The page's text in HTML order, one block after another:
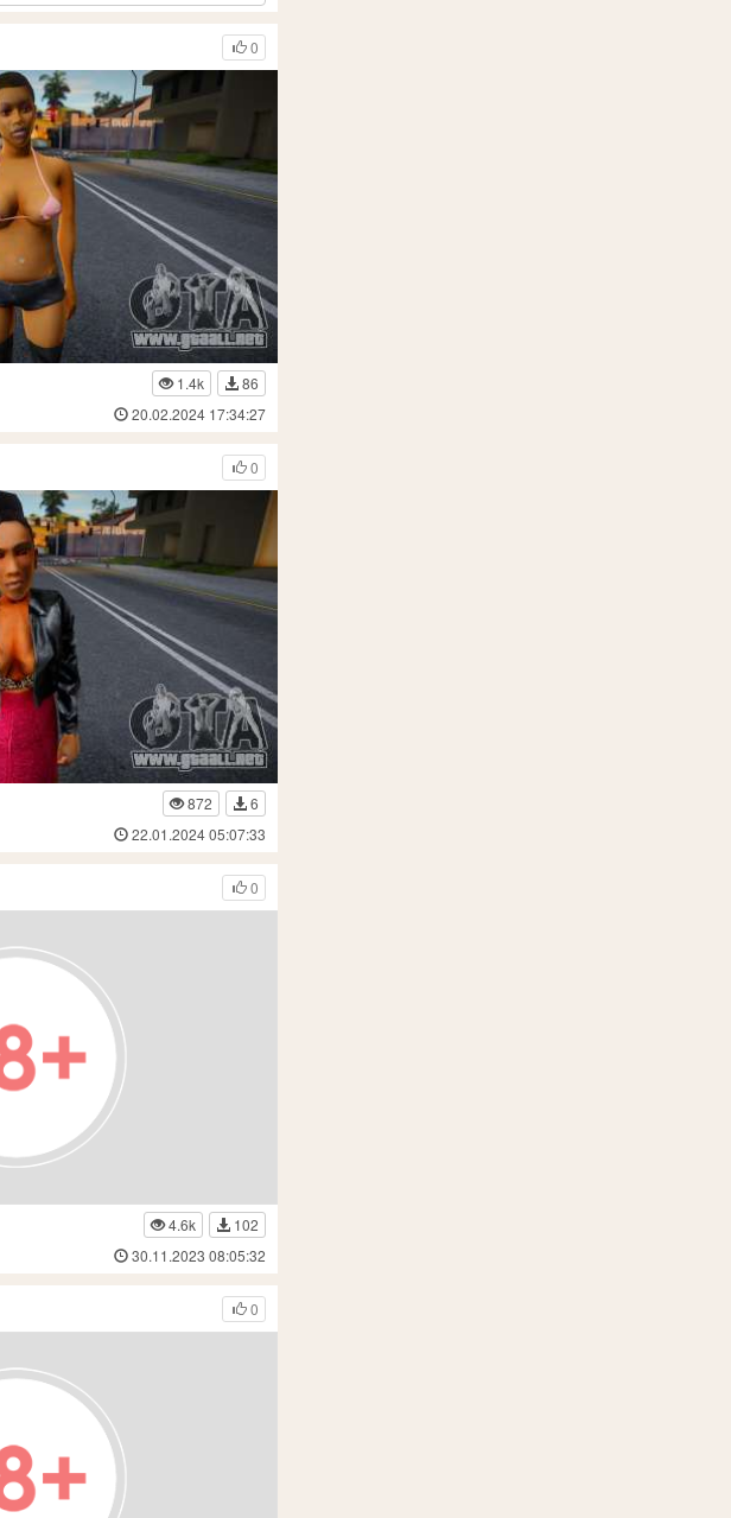
0
1.4k
86
20.02.2024 17:34:27
0
872
6
22.01.2024 05:07:33
0
4.6k
102
30.11.2023 08:05:32
0